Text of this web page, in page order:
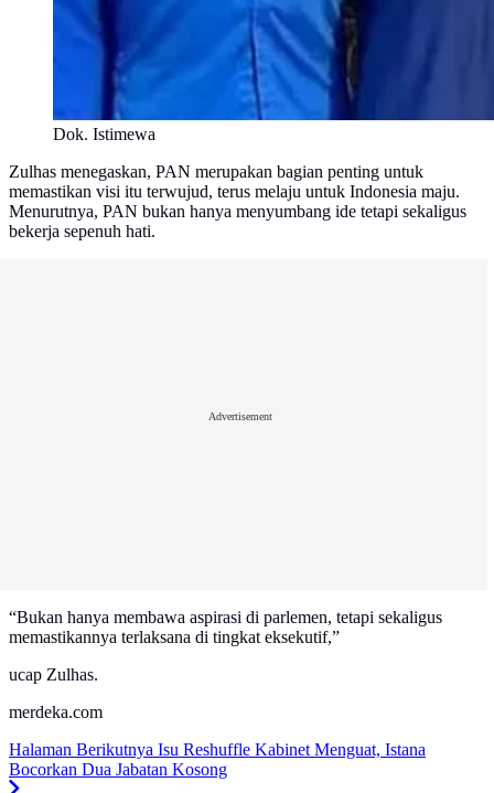
Dok. Istimewa
Zulhas menegaskan, PAN merupakan bagian penting untuk
memastikan visi itu terwujud, terus melaju untuk Indonesia maju.
Menurutnya, PAN bukan hanya menyumbang ide tetapi sekaligus
bekerja sepenuh hati.
Advertisement
“Bukan hanya membawa aspirasi di parlemen, tetapi sekaligus
memastikannya terlaksana di tingkat eksekutif,”
ucap Zulhas.
merdeka.com
Halaman Berikutnya Isu Reshuffle Kabinet Menguat, Istana
Bocorkan Dua Jabatan Kosong